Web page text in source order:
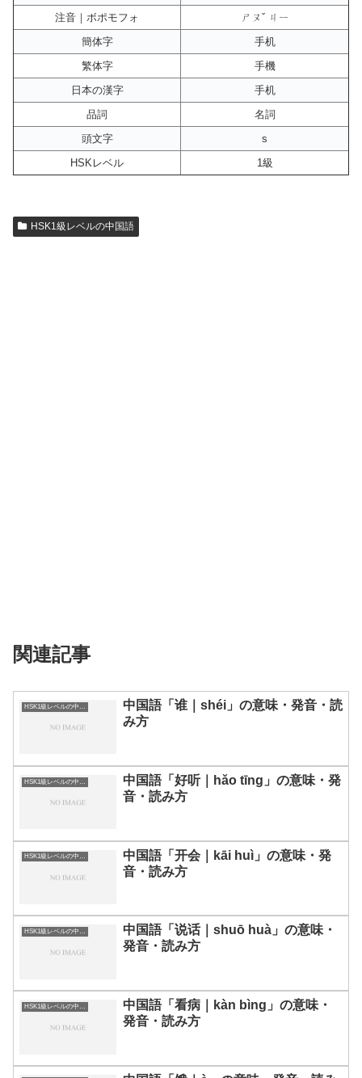
注音｜ボポモフォ
ㄕㄡˇ ㄐㄧ
簡体字
手机
繁体字
手機
日本の漢字
手机
品詞
名詞
頭文字
s
HSKレベル
1級
HSK1級レベルの中国語
関連記事
中国語「谁｜shéi」の意味・発音・読
み方
中国語「好听｜hǎo tīng」の意味・発
音・読み方
HSK1級レベルの中国語
中国語「开会｜kāi huì」の意味・発
音・読み方
HSK1級レベルの中国語
中国語「说话｜shuō huà」の意味・
発音・読み方
HSK1級レベルの中国語
中国語「看病｜kàn bìng」の意味・
発音・読み方